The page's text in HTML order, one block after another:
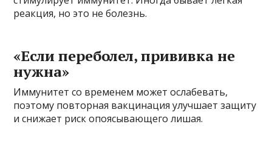
реакция, но это не болезнь.
«Если переболел, прививка не
нужна»
Иммунитет со временем может ослабевать,
поэтому повторная вакцинация улучшает защиту
и снижает риск опоясывающего лишая.